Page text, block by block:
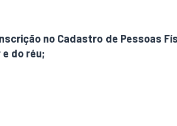
no Cadastro de Pessoas
do réu;